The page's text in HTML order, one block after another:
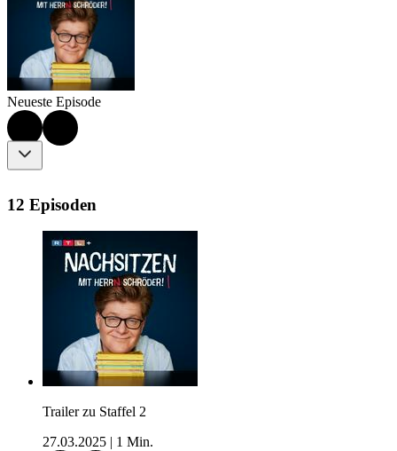
Neueste Episode
12 Episoden
Trailer zu Staffel 2
27.03.2025
1 Min.